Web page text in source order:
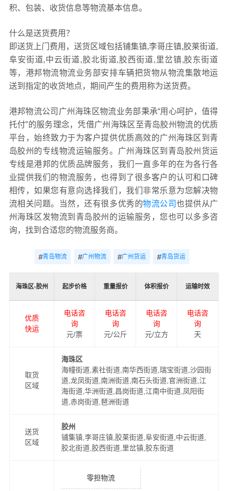
积、包装、收货信息等物流基本信息。
什么是送货费用？
即送货上门费用，送货区域包括铺集镇,李哥庄镇,胶莱街道,
阜安街道,中云街道,胶北街道,胶西街道,里岔镇,胶东街道
等，港邦物流物流业务部安排车辆把货物从物流集散地运
送到指定的收货地点，期间产生的费用称为送货费。
港邦物流公司广州海珠区物流业务部秉承“用心呵护，值得
托付”的服务理念，凭借广州海珠区至青岛胶州物流的优质
平台，始终致力于为客户提供优质高效的广州海珠区到青
岛胶州的专线物流运输服务。广州海珠区到青岛胶州货运
专线是港邦的优质品牌服务，我们一直多年的在为各行各
业提供我们的物流服务，也得到了很多客户的认可和口碑
相传，如果您有意向选择我们，我们非常乐意为您解决物
流相关问题。当然，还有很多优秀的物流公司也提供从广
州海珠区发物流到青岛胶州的运输服务，您也可以多多咨
询，找到合适您的物流服务商。
#青岛物流 #广州物流 #广州货运 #青岛货运
海珠区-胶州 起步价格 重量报价 体积报价 运输时效
优质
快运
电话咨
询
元/票
电话咨
询
元/公斤
电话咨
询
元/立方
电话咨
询
天
取货
区域
海珠区
海幢街道,素社街道,南华西街道,瑞宝街道,沙园街
道,龙凤街道,南洲街道,南石头街道,官洲街道,江
海街道,华洲街道,昌岗街道,江南中街道,凤阳街
道,赤岗街道,琶洲街道
送货
区域
胶州
铺集镇,李哥庄镇,胶莱街道,阜安街道,中云街道,
胶北街道,胶西街道,里岔镇,胶东街道
零担物流